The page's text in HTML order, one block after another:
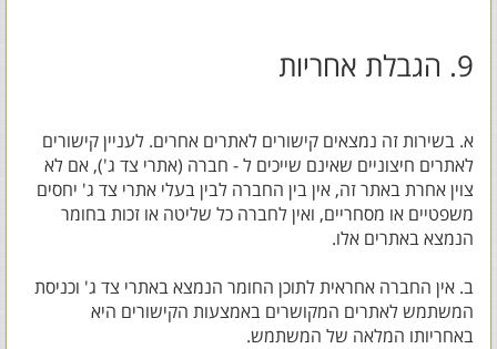
9. הגבלת אחריות
א. בשירות זה נמצאים קישורים לאתרים אחרים. לעניין קישורים
לאתרים חיצוניים שאינם שייכים ל - חברה (אתרי צד ג'), אם לא
צוין אחרת באתר זה, אין בין החברה לבין בעלי אתרי צד ג' יחסים
משפטיים או מסחריים, ואין לחברה כל שליטה או זכות בחומר
הנמצא באתרים אלו.
ב. אין החברה אחראית לתוכן החומר הנמצא באתרי צד ג' וכניסת
המשתמש לאתרים המקושרים באמצעות הקישורים היא
באחריותו המלאה של המשתמש.